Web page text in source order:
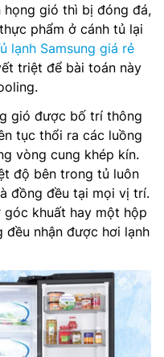
họng gió thì bị đóng đá,
phẩm ở cánh tủ lại
lạnh Samsung giá rẻ
triệt để bài toán này
gió được bố trí thông
tục thổi ra các luồng
vòng cung khép kín.
độ bên trong tủ luôn
đồng đều tại mọi vị trí.
khuất hay một hộp
đều nhận được hơi lạnh